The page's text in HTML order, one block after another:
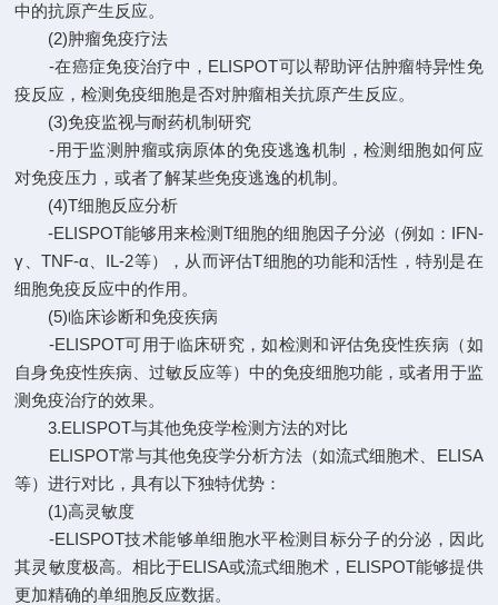
中的抗原产生反应。
(2)肿瘤免疫疗法
-在癌症免疫治疗中，ELISPOT可以帮助评估肿瘤特异性免
疫反应，检测免疫细胞是否对肿瘤相关抗原产生反应。
(3)免疫监视与耐药机制研究
-用于监测肿瘤或病原体的免疫逃逸机制，检测细胞如何应
对免疫压力，或者了解某些免疫逃逸的机制。
(4)T细胞反应分析
-ELISPOT能够用来检测T细胞的细胞因子分泌（例如：IFN-
γ、TNF-α、IL-2等），从而评估T细胞的功能和活性，特别是在
细胞免疫反应中的作用。
(5)临床诊断和免疫疾病
-ELISPOT可用于临床研究，如检测和评估免疫性疾病（如
自身免疫性疾病、过敏反应等）中的免疫细胞功能，或者用于监
测免疫治疗的效果。
3.ELISPOT与其他免疫学检测方法的对比
ELISPOT常与其他免疫学分析方法（如流式细胞术、ELISA
等）进行对比，具有以下独特优势：
(1)高灵敏度
-ELISPOT技术能够单细胞水平检测目标分子的分泌，因此
其灵敏度极高。相比于ELISA或流式细胞术，ELISPOT能够提供
更加精确的单细胞反应数据。